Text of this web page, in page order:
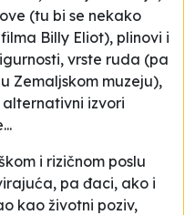
(tu bi se nekako
Billy Eliot), plinovi i
vrste ruda (pa
Zemaljskom muzeju),
izvori
i rizičnom poslu
pa đaci, ako i
kao životni poziv,